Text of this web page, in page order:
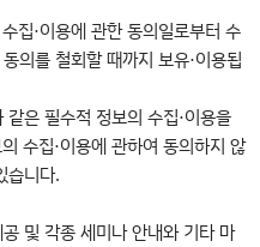
집·이용에 관한 동의일로부터 수
의를 철회할 때까지 보유·이용됩
은 필수적 정보의 수집·이용을
수집·이용에 관하여 동의하지 않
습니다.
및 각종 세미나 안내와 기타 마